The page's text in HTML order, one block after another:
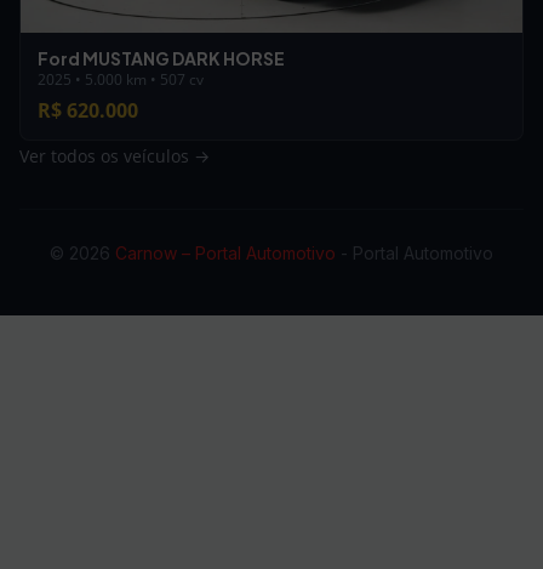
Ford MUSTANG DARK HORSE
2025 • 5.000 km • 507 cv
R$ 620.000
Ver todos os veículos →
© 2026 Carnow – Portal Automotivo - Portal Automotivo